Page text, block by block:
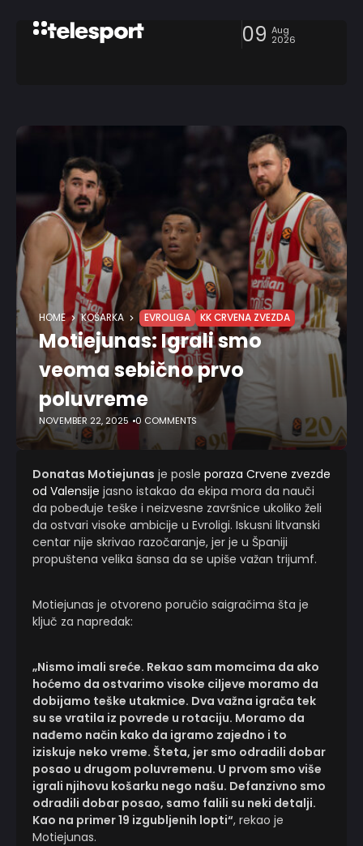
09 Aug
2026
HOME KOŠARKA EVROLIGA KK CRVENA ZVEZDA
Motiejunas: Igrali smo
veoma sebično prvo
poluvreme
NOVEMBER 22, 2025 0 COMMENTS
Donatas Motiejunas je posle poraza Crvene zvezde
od Valensije jasno istakao da ekipa mora da nauči
da pobeđuje teške i neizvesne završnice ukoliko želi
da ostvari visoke ambicije u Evroligi. Iskusni litvanski
centar nije skrivao razočaranje, jer je u Španiji
propuštena velika šansa da se upiše važan trijumf.
Motiejunas je otvoreno poručio saigračima šta je
ključ za napredak:
„Nismo imali sreće. Rekao sam momcima da ako
hoćemo da ostvarimo visoke ciljeve moramo da
dobijamo teške utakmice. Dva važna igrača tek
su se vratila iz povrede u rotaciju. Moramo da
nađemo način kako da igramo zajedno i to
iziskuje neko vreme. Šteta, jer smo odradili dobar
posao u drugom poluvremenu. U prvom smo više
igrali njihovu košarku nego našu. Defanzivno smo
odradili dobar posao, samo falili su neki detalji.
Kao na primer 19 izgubljenih lopti“, rekao je
Motiejunas.